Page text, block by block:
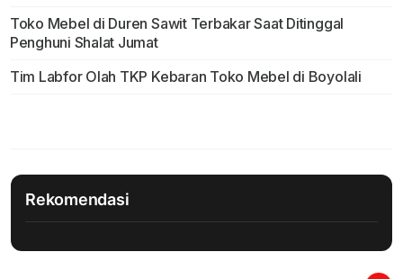
Toko Mebel di Duren Sawit Terbakar Saat Ditinggal
Penghuni Shalat Jumat
Tim Labfor Olah TKP Kebaran Toko Mebel di Boyolali
Rekomendasi